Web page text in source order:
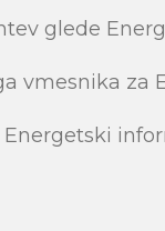
glede
vmesnika za